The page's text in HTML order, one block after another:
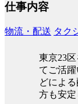
仕事内容
物流・配送 タク
東京23
てご活
どによ
方も安定